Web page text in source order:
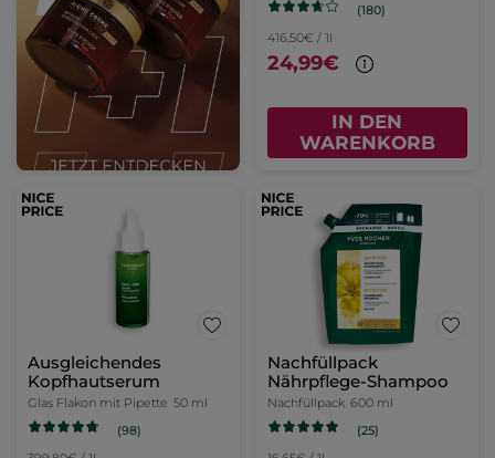
(180)
416,50€ / 1l
24,99€
IN DEN
WARENKORB
Ausgleichendes
Kopfhautserum
Glas Flakon mit Pipette 50 ml
(98)
Nachfüllpack
Nährpflege-Shampoo
Nachfüllpack 600 ml
(25)